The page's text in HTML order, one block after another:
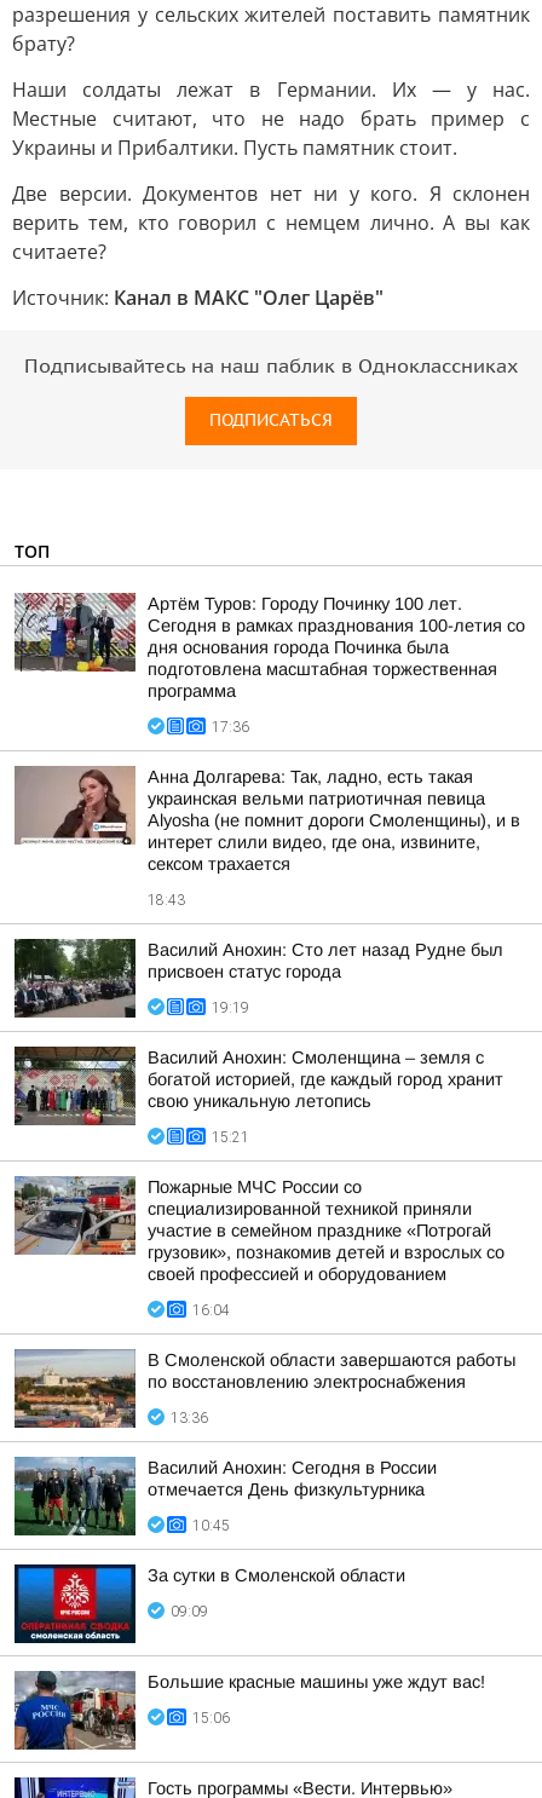
разрешения у сельских жителей поставить памятник
брату?
Наши солдаты лежат в Германии. Их — у нас.
Местные считают, что не надо брать пример с
Украины и Прибалтики. Пусть памятник стоит.
Две версии. Документов нет ни у кого. Я склонен
верить тем, кто говорил с немцем лично. А вы как
считаете?
Источник: Канал в МАКС "Олег Царёв"
Подписывайтесь на наш паблик в Одноклассниках
ПОДПИСАТЬСЯ
ТОП
Артём Туров: Городу Починку 100 лет.
Сегодня в рамках празднования 100-летия со
дня основания города Починка была
подготовлена масштабная торжественная
программа
17:36
Анна Долгарева: Так, ладно, есть такая
украинская вельми патриотичная певица
Alyosha (не помнит дороги Смоленщины), и в
интерет слили видео, где она, извините,
сексом трахается
18:43
Василий Анохин: Сто лет назад Рудне был
присвоен статус города
19:19
Василий Анохин: Смоленщина – земля с
богатой историей, где каждый город хранит
свою уникальную летопись
15:21
Пожарные МЧС России со
специализированной техникой приняли
участие в семейном празднике «Потрогай
грузовик», познакомив детей и взрослых со
своей профессией и оборудованием
16:04
В Смоленской области завершаются работы
по восстановлению электроснабжения
13:36
Василий Анохин: Сегодня в России
отмечается День физкультурника
10:45
За сутки в Смоленской области
09:09
Большие красные машины уже ждут вас!
15:06
Гость программы «Вести. Интервью»